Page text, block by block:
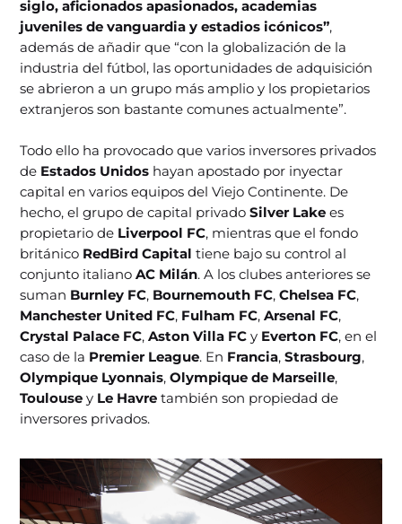
siglo, aficionados apasionados, academias
juveniles de vanguardia y estadios icónicos”,
además de añadir que “con la globalización de la
industria del fútbol, las oportunidades de adquisición
se abrieron a un grupo más amplio y los propietarios
extranjeros son bastante comunes actualmente”.
Todo ello ha provocado que varios inversores privados
de Estados Unidos hayan apostado por inyectar
capital en varios equipos del Viejo Continente. De
hecho, el grupo de capital privadoSilver Lakees
propietario de Liverpool FC, mientras que el fondo
británico RedBird Capital tiene bajo su control al
conjunto italiano AC Milán. A los clubes anteriores se
suman Burnley FC, Bournemouth FC,Chelsea FC,
Manchester United FC, Fulham FC,Arsenal FC,
Crystal Palace FC,Aston Villa FC y Everton FC, en el
caso de la Premier League. En Francia,Strasbourg,
Olympique Lyonnais,Olympique de Marseille,
Toulousey Le Havre también son propiedad de
inversores privados.